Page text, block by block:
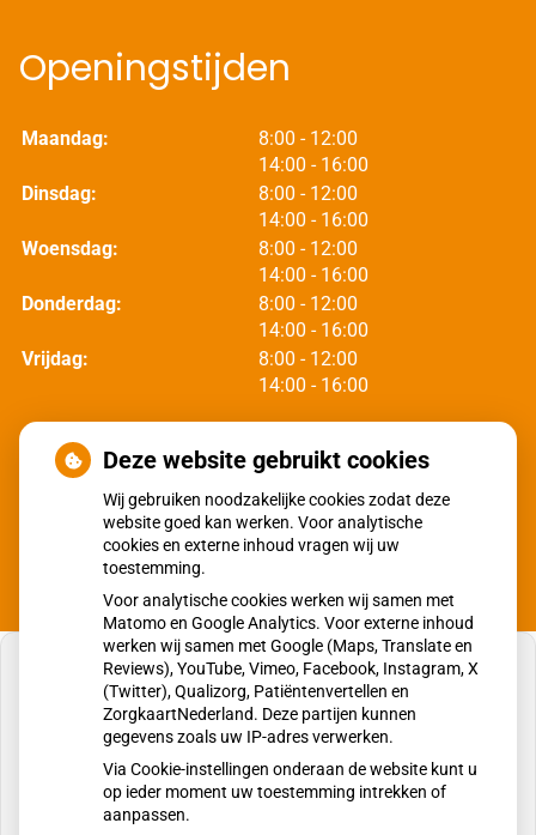
Openingstijden
Maandag: 8:00 tot
- 12:00
14:00 tot
- 16:00
Dinsdag:
8:00 tot
- 12:00
14:00 tot
- 16:00
Woensdag:
8:00 tot
- 12:00
14:00 tot
- 16:00
Donderdag:
8:00 tot
- 12:00
14:00 tot
- 16:00
Vrijdag:
8:00 tot
- 12:00
14:00 tot
- 16:00
Moet ik naar de dokter?
U heeft geen toestemming gegeven voor
externe inhouddie nodig is om dit te zien.
Cookie-instellingen wijzigen
Deze website gebruikt cookies
Wij gebruiken noodzakelijke cookies zodat deze
website goed kan werken. Voor analytische
cookies en externe inhoud vragen wij uw
toestemming.
Voor analytische cookies werken wij samen met
Matomo en Google Analytics. Voor externe inhoud
werken wij samen met Google (Maps, Translate en
Reviews), YouTube, Vimeo, Facebook, Instagram, X
(Twitter), Qualizorg, Patiëntenvertellen en
ZorgkaartNederland. Deze partijen kunnen
gegevens zoals uw IP-adres verwerken.
Via Cookie-instellingen onderaan de website kunt u
op ieder moment uw toestemming intrekken of
aanpassen.